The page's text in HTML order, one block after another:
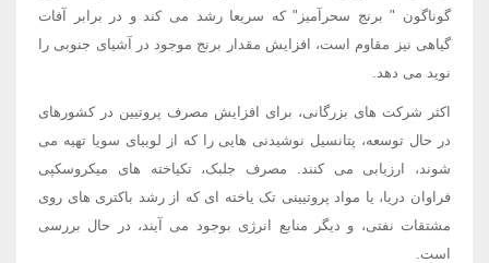
گوناگون " برنج سحرآمیز" که سریعا رشد می کند و در برابر آفات
گیاهی نیز مقاوم است، افزایش مقدار برنج موجود در آشیای جنوبی را
نوید می دهد.
اکثر شرکت های بزرگانی، برای افزایش مصرف پروتیین در کشورهای
در حال توسعه، پتانسیل نوشیدنی هایی را که از لوبیای سویا تهیه می
شوند، ارزیابی می کنند. مصرف جلبک، تکیاخته های میکروسکپی
فراوان دریا، یا مواد پروتیینی تک یاخته ای که از رشد باکتری های روی
مشتقات نفتی، و دیگر منابع انرژی بوجود می آیند، در حال بررسی
است.